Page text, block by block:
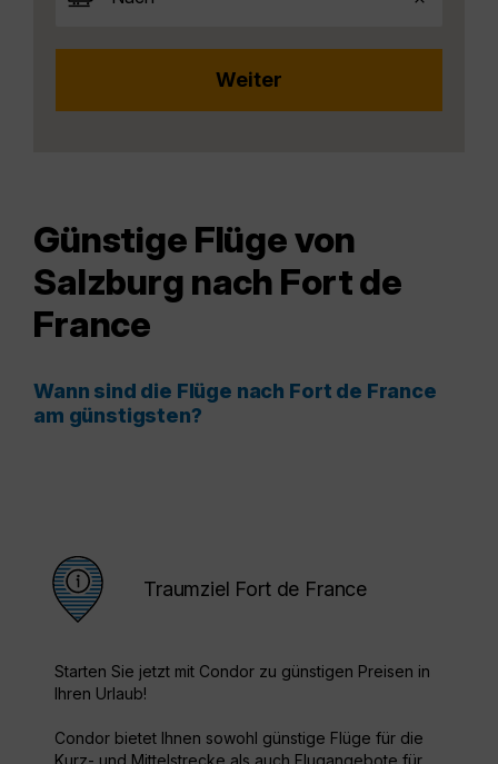
Günstige Flüge von
Salzburg nach Fort de
France
Wann sind die Flüge nach Fort de France
am günstigsten?
Traumziel Fort de France
Starten Sie jetzt mit Condor zu günstigen Preisen in
Ihren Urlaub!
Condor bietet Ihnen sowohl günstige Flüge für die